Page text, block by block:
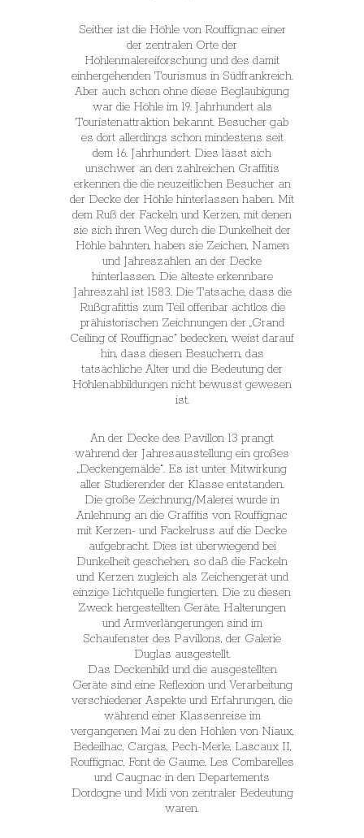
Seither ist die Höhle von Rouffignac einer
der zentralen Orte der
Höhlenmalereiforschung und des damit
einhergehenden Tourismus in Südfrankreich.
Aber auch schon ohne diese Beglaubigung
war die Höhle im 19. Jahrhundert als
Touristenattraktion bekannt. Besucher gab
es dort allerdings schon mindestens seit
dem 16. Jahrhundert. Dies lässt sich
unschwer an den zahlreichen Graffitis
erkennen die die neuzeitlichen Besucher an
der Decke der Höhle hinterlassen haben. Mit
dem Ruß der Fackeln und Kerzen, mit denen
sie sich ihren Weg durch die Dunkelheit der
Höhle bahnten, haben sie Zeichen, Namen
und Jahreszahlen an der Decke
hinterlassen. Die älteste erkennbare
Jahreszahl ist 1583. Die Tatsache, dass die
Rußgrafittis zum Teil offenbar achtlos die
prähistorischen Zeichnungen der „Grand
Ceiling of Rouffignac“ bedecken, weist darauf
hin, dass diesen Besuchern, das
tatsächliche Alter und die Bedeutung der
Höhlenabbildungen nicht bewusst gewesen
ist.
An der Decke des Pavillon 13 prangt
während der Jahresausstellung ein großes
„Deckengemälde“. Es ist unter Mitwirkung
aller Studierender der Klasse entstanden.
Die große Zeichnung/Malerei wurde in
Anlehnung an die Graffitis von Rouffignac
mit Kerzen- und Fackelruss auf die Decke
aufgebracht. Dies ist überwiegend bei
Dunkelheit geschehen, so daß die Fackeln
und Kerzen zugleich als Zeichengerät und
einzige Lichtquelle fungierten. Die zu diesen
Zweck hergestellten Geräte, Halterungen
und Armverlängerungen sind im
Schaufenster des Pavillons, der Galerie
Duglas ausgestellt.
Das Deckenbild und die ausgestellten
Geräte sind eine Reflexion und Verarbeitung
verschiedener Aspekte und Erfahrungen, die
während einer Klassenreise im
vergangenen Mai zu den Höhlen von Niaux,
Bedeilhac, Cargas, Pech-Merle, Lascaux II,
Rouffignac, Font de Gaume, Les Combarelles
und Caugnac in den Departements
Dordogne und Midi von zentraler Bedeutung
waren.